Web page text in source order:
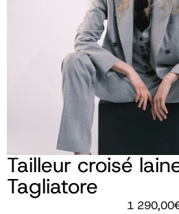
Tailleur croisé
Tagliatore
1 290,00